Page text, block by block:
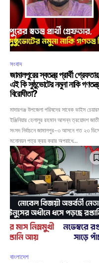
সংবাদ
জামালপুরের স্বতন্ত্র প্রার্থী
এই কি সুষ্ঠুভোটের নমুনা নাকি গণতন্ত্র
বিরোধীতা?
মাদারগঞ্জ উপজেলা পরিষদের সাবেক ভাইস
ইঞ্জিনিয়ার হেলালুর রহমান আসন্ন ত্রয়োদশ
সংসদ নির্বাচনে জামালপুর-৩ আসনে গত ২৩
মনোনয়ন পত্র ক্রয় করার অপরাধে...
বাংলাদেশ